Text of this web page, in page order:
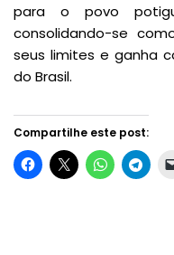
para o povo
consolidando-se
seus limites e ganha
do Brasil.
Compartilhe este post: